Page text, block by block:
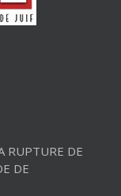
RUPTURE DE
DE